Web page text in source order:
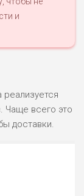
и
Чаще всего это
доставки.